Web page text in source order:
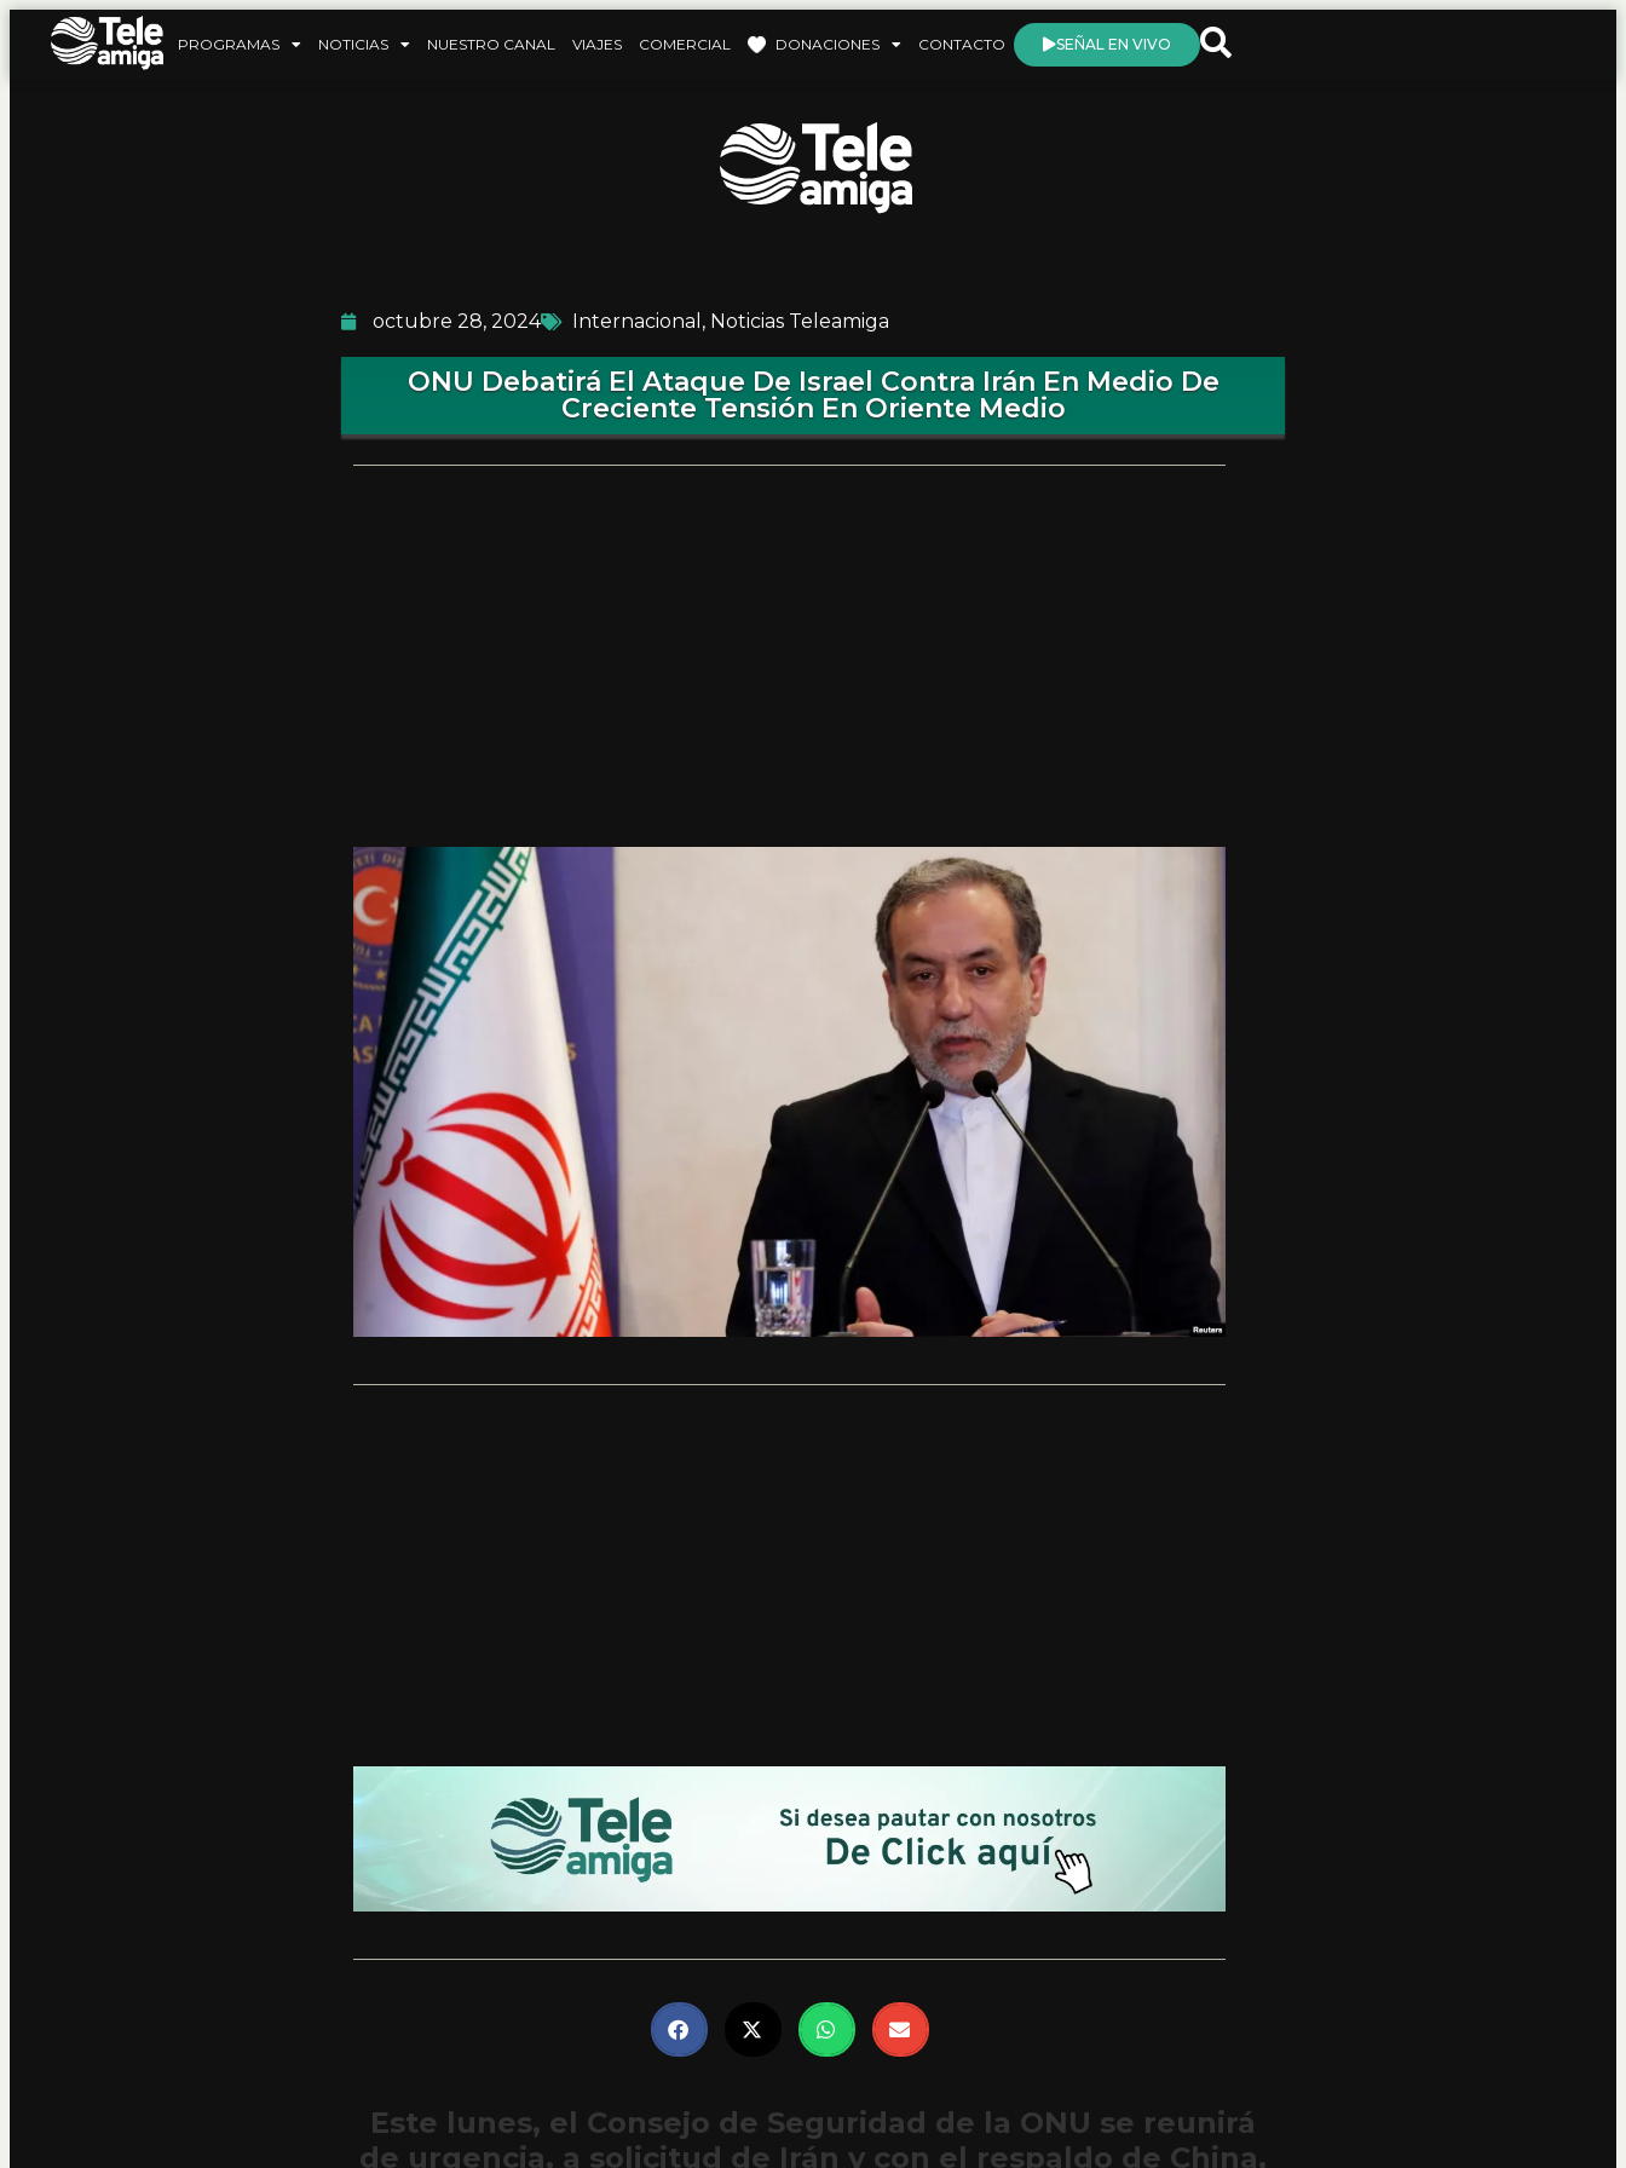
PROGRAMAS NOTICIAS NUESTRO CANAL VIAJES COMERCIAL DONACIONES CONTACTO SEÑAL EN VIVO
octubre 28, 2024 Internacional , Noticias Teleamiga
ONU Debatirá El Ataque De Israel Contra Irán En Medio De
Creciente Tensión En Oriente Medio
Este lunes, el Consejo de Seguridad de la ONU se reunirá
de urgencia, a solicitud de Irán y con el respaldo de China,